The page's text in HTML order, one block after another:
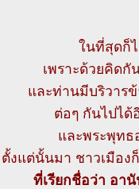
ในที่สุดก็
เพราะด้วยคิด
และท่านมีบริวาร
ต่อๆ กันไปได้
และพระพุทธ
ตั้งแต่นั้นมา ชาวเมือง
ที่เรียกชื่อว่า อา